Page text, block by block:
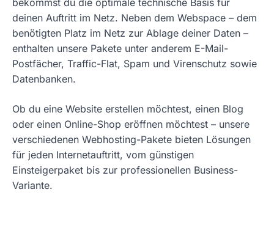
bekommst du die optimale technische Basis für
deinen Auftritt im Netz. Neben dem Webspace – dem
benötigten Platz im Netz zur Ablage deiner Daten –
enthalten unsere Pakete unter anderem E-Mail-
Postfächer, Traffic-Flat, Spam und Virenschutz sowie
Datenbanken.
Ob du eine Website erstellen möchtest, einen Blog
oder einen Online-Shop eröffnen möchtest – unsere
verschiedenen Webhosting-Pakete bieten Lösungen
für jeden Internetauftritt, vom günstigen
Einsteigerpaket bis zur professionellen Business-
Variante.